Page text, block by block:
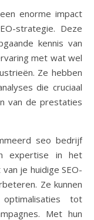
enorme impact
strategie. Deze
kennis van
met wat wel
Ze hebben
die cruciaal
van de prestaties
seo bedrijf
expertise in het
je huidige SEO-
Ze kunnen
tot
Met hun